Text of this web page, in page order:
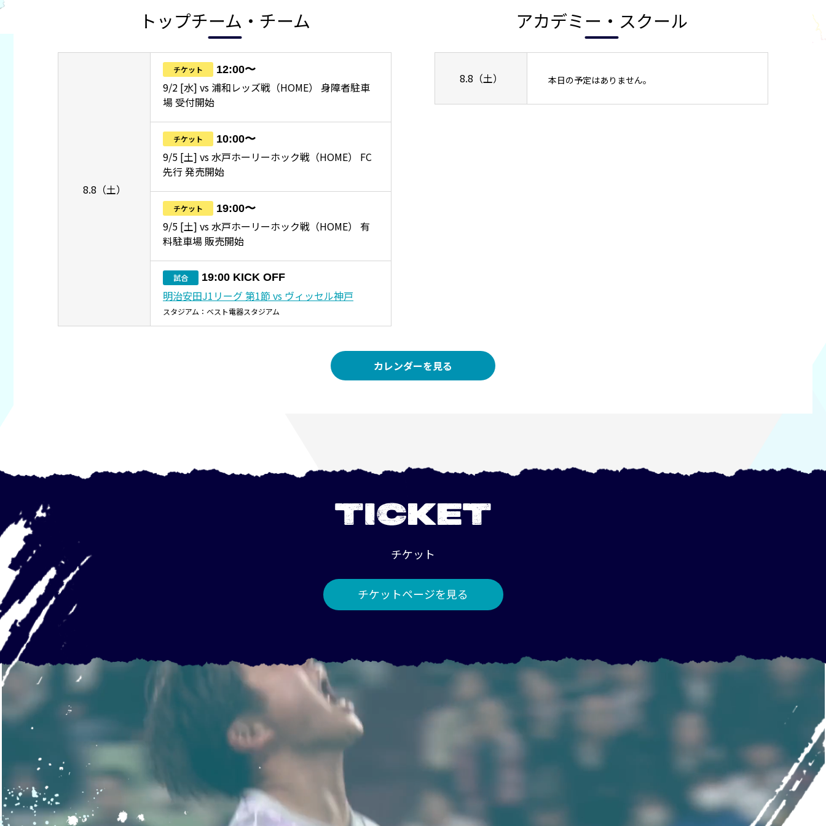
トップチーム・チーム
8.8（土）
チケット 12:00〜
9/2 [水] vs 浦和レッズ戦（HOME） 身障者駐車
場 受付開始
チケット 10:00〜
9/5 [土] vs 水戸ホーリーホック戦（HOME） FC
先行 発売開始
チケット 19:00〜
9/5 [土] vs 水戸ホーリーホック戦（HOME） 有
料駐車場 販売開始
試合 19:00 KICK OFF
明治安田J1リーグ 第1節 vs ヴィッセル神戸
スタジアム：ベスト電器スタジアム
アカデミー・スクール
8.8（土） 本日の予定はありません。
カレンダーを見る
TICKET
チケット
チケットページを見る